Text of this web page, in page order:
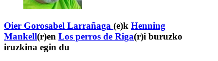
Oier Gorosabel Larrañaga (e)k Henning
Mankell(r)en Los perros de Riga(r)i buruzko
iruzkina egin du